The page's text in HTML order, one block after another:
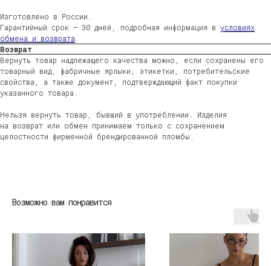
Изготовлено в России.
Гарантийный срок — 30 дней, подробная информация в условиях
обмена и возврата
Возврат
Вернуть товар надлежащего качества можно, если сохранены его
товарный вид, фабричные ярлыки, этикетки, потребительские
свойства, а также документ, подтверждающий факт покупки
указанного товара.
Нельзя вернуть товар, бывший в употреблении. Изделия
на возврат или обмен принимаем только с сохранением
целостности фирменной брендированной пломбы.
Возможно вам понравится
ВОПРОСЫ И ОТВЕТЫ
УХОД ЗА ИЗДЕЛИЯМИ